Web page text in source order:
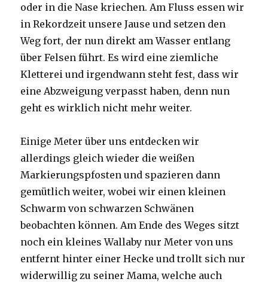
oder in die Nase kriechen. Am Fluss essen wir
in Rekordzeit unsere Jause und setzen den
Weg fort, der nun direkt am Wasser entlang
über Felsen führt. Es wird eine ziemliche
Kletterei und irgendwann steht fest, dass wir
eine Abzweigung verpasst haben, denn nun
geht es wirklich nicht mehr weiter.
Einige Meter über uns entdecken wir
allerdings gleich wieder die weißen
Markierungspfosten und spazieren dann
gemütlich weiter, wobei wir einen kleinen
Schwarm von schwarzen Schwänen
beobachten können. Am Ende des Weges sitzt
noch ein kleines Wallaby nur Meter von uns
entfernt hinter einer Hecke und trollt sich nur
widerwillig zu seiner Mama, welche auch